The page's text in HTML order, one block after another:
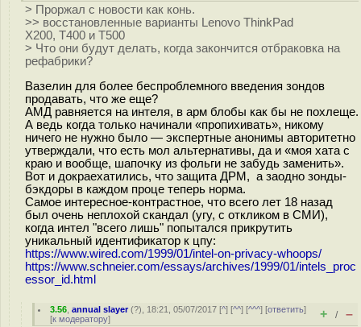
> Проржал с новости как конь.
>> восстановленные варианты Lenovo ThinkPad
X200, T400 и T500
> Что они будут делать, когда закончится отбраковка на
рефабрики?
Вазелин для более беспроблемного введения зондов
продавать, что же еще?
АМД равняется на интеля, в арм блобы как бы не похлеще.
А ведь когда только начинали «пропихивать», никому
ничего не нужно было — экспертные анонимы авторитетно
утверждали, что есть мол альтернативы, да и «моя хата с
краю и вообще, шапочку из фольги не забудь заменить».
Вот и докраехатились, что защита ДРМ, а заодно зонды-
бэкдоры в каждом проце теперь норма.
Самое интересное-контрастное, что всего лет 18 назад
был очень неплохой скандал (угу, с откликом в СМИ),
когда интел "всего лишь" попытался прикрутить
уникальный идентификатор к цпу:
https://www.wired.com/1999/01/intel-on-privacy-whoops/
https://www.schneier.com/essays/archives/1999/01/intels_proc
essor_id.html
3.56 ,annual slayer(?), 18:21, 05/07/2017 [^] [^^] [^^^] [ответить]
[к модератору] + / –